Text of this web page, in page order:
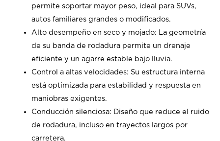
permite soportar mayor peso, ideal para SUVs,
autos familiares grandes o modificados.
Alto desempeño en seco y mojado: La geometría
de su banda de rodadura permite un drenaje
eficiente y un agarre estable bajo lluvia.
Control a altas velocidades: Su estructura interna
está optimizada para estabilidad y respuesta en
maniobras exigentes.
Conducción silenciosa: Diseño que reduce el ruido
de rodadura, incluso en trayectos largos por
carretera.